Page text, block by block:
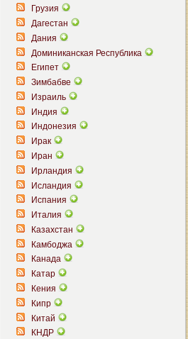
Грузия
Дагестан
Дания
Доминиканская Республика
Египет
Зимбабве
Израиль
Индия
Индонезия
Ирак
Иран
Ирландия
Исландия
Испания
Италия
Казахстан
Камбоджа
Канада
Катар
Кения
Кипр
Китай
КНДР